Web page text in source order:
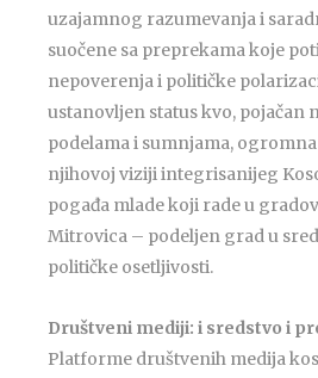
uzajamnog razumevanja i
suočene sa preprekama koje
nepoverenja i političke
ustanovljen status kvo, pojačan
podelama i sumnjama,
njihovoj viziji integrisanijeg
pogađa mlade koji rade u
Mitrovica – podeljen grad u
političke osetljivosti.
Društveni mediji: i sredstvo i
Platforme društvenih medija